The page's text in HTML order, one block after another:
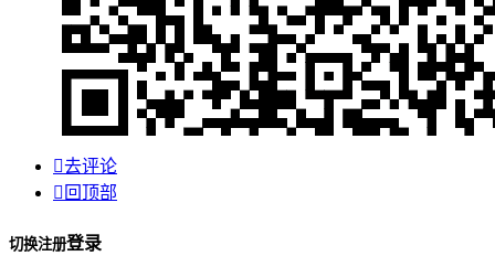
去评论
 回顶部
切换注册登录